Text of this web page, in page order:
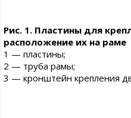
Рис. 1. Пластины для
расположение их на раме
1 — пластины;
2 — труба рамы;
3 — кронштейн крепления